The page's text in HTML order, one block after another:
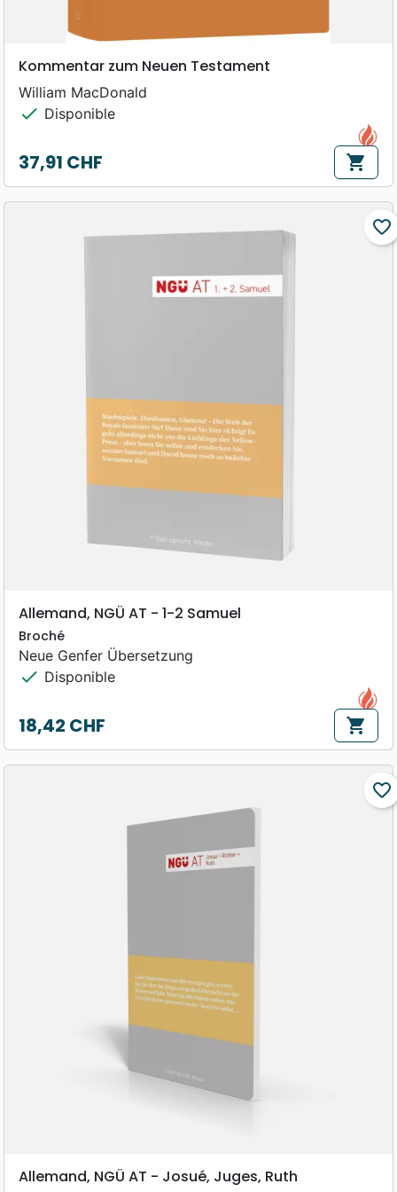
Kommentar zum Neuen Testament
William MacDonald
check Disponible
Prix
37,91 CHF shopping_cart
favorite_border
Allemand, NGÜ AT - 1-2 Samuel
Broché
Neue Genfer Übersetzung
check Disponible
Prix
18,42 CHF shopping_cart
favorite_border
Allemand, NGÜ AT - Josué, Juges, Ruth